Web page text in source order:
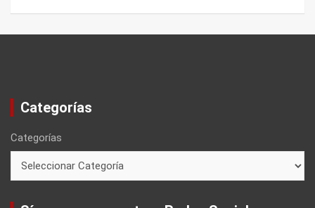
Categorías
Categorías